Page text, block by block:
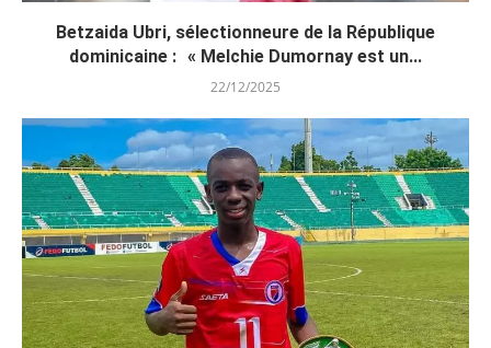
Betzaida Ubri, sélectionneure de la République
dominicaine : « Melchie Dumornay est un...
22/12/2025